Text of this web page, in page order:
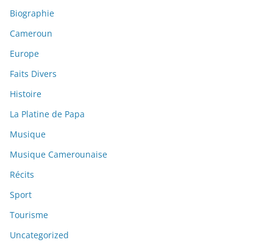
Biographie
Cameroun
Europe
Faits Divers
Histoire
La Platine de Papa
Musique
Musique Camerounaise
Récits
Sport
Tourisme
Uncategorized